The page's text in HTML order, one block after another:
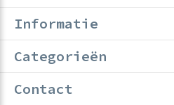
Informatie
Categorieën
Contact